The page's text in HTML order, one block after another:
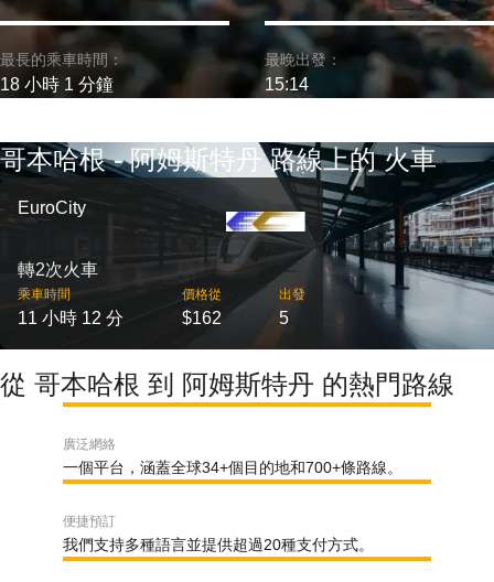
最長的乘車時間：
18 小時 1 分鐘
最晚出發：
15:14
哥本哈根 - 阿姆斯特丹 路線上的 火車
EuroCity
轉2次火車
乘車時間
11 小時 12 分
價格從
$162
出發
5
從 哥本哈根 到 阿姆斯特丹 的熱門路線
廣泛網絡
一個平台，涵蓋全球34+個目的地和700+條路線。
便捷預訂
我們支持多種語言並提供超過20種支付方式。